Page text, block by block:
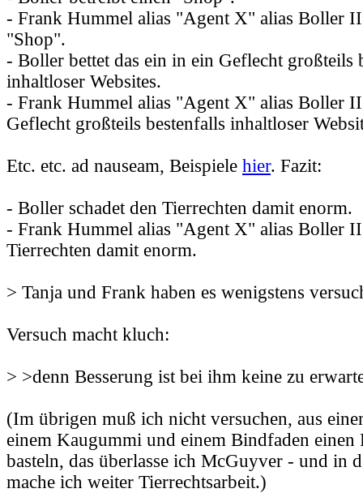
- Frank Hummel alias "Agent X" alias Boller
"Shop".
- Boller bettet das ein in ein Geflecht großteils
inhaltloser Websites.
- Frank Hummel alias "Agent X" alias Boller
Geflecht großteils bestenfalls inhaltloser
Etc. etc. ad nauseam, Beispiele hier. Fazit:
- Boller schadet den Tierrechten damit enorm.
- Frank Hummel alias "Agent X" alias Boller II
Tierrechten damit enorm.
> Tanja und Frank haben es wenigstens
Versuch macht kluch:
> >denn Besserung ist bei ihm keine zu
(Im übrigen muß ich nicht versuchen, aus
einem Kaugummi und einem Bindfaden einen
basteln, das überlasse ich McGuyver - und in
mache ich weiter Tierrechtsarbeit.)